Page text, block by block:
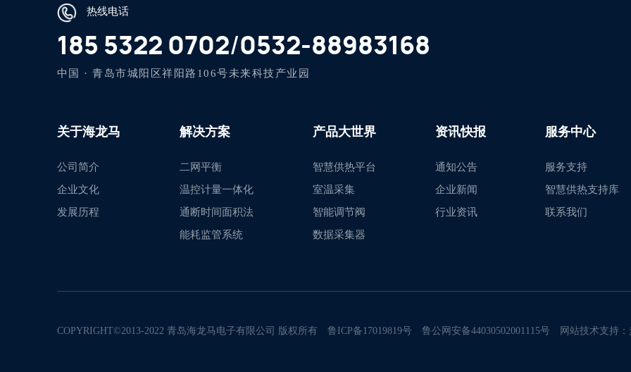
热线电话
185 5322 0702/0532-88983168
中国 · 青岛市城阳区祥阳路106号未来科技产业园
关于海龙马
公司简介
企业文化
发展历程
解决方案
二网平衡
温控计量一体化
通断时间面积法
能耗监管系统
产品大世界
智慧供热平台
室温采集
智能调节阀
数据采集器
资讯快报
通知公告
企业新闻
行业资讯
服务中心
服务支持
智慧供热支持库
联系我们
COPYRIGHT©2013-2022 青岛海龙马电子有限公司 版权所有 鲁ICP备17019819号 鲁公网安备44030502001115号 网站技术支持：